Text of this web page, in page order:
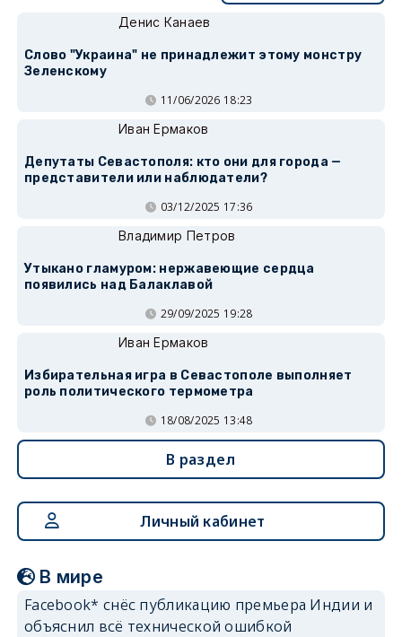
Денис Канаев
Слово "Украина" не принадлежит этому монстру
Зеленскому
11/06/2026 18:23
Иван Ермаков
Депутаты Севастополя: кто они для города —
представители или наблюдатели?
03/12/2025 17:36
Владимир Петров
Утыкано гламуром: нержавеющие сердца
появились над Балаклавой
29/09/2025 19:28
Иван Ермаков
Избирательная игра в Севастополе выполняет
роль политического термометра
18/08/2025 13:48
В раздел
Личный кабинет
В мире
Facebook* снёс публикацию премьера Индии и
объяснил всё технической ошибкой